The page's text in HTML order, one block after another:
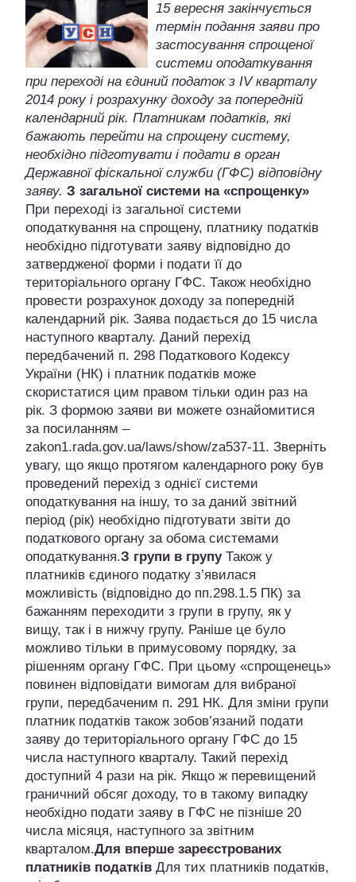
15 вересня закінчується
термін подання заяви про
застосування спрощеної
системи оподаткування
при переході на єдиний податок з IV кварталу
2014 року і розрахунку доходу за попередній
календарний рік. Платникам податків, які
бажають перейти на спрощену систему,
необхідно підготувати і подати в орган
Державної фіскальної служби (ГФС) відповідну
заяву. З загальної системи на «спрощенку»
При переході із загальної системи
оподаткування на спрощену, платнику податків
необхідно підготувати заяву відповідно до
затвердженої форми і подати її до
територіального органу ГФС. Також необхідно
провести розрахунок доходу за попередній
календарний рік. Заява подається до 15 числа
наступного кварталу. Даний перехід
передбачений п. 298 Податкового Кодексу
України (НК) і платник податків може
скористатися цим правом тільки один раз на
рік. З формою заяви ви можете ознайомитися
за посиланням –
zakon1.rada.gov.ua/laws/show/za537-11. Зверніть
увагу, що якщо протягом календарного року був
проведений перехід з однієї системи
оподаткування на іншу, то за даний звітний
період (рік) необхідно підготувати звіти до
податкового органу за обома системами
оподаткування.З групи в групу Також у
платників єдиного податку з’явилася
можливість (відповідно до пп.298.1.5 ПК) за
бажанням переходити з групи в групу, як у
вищу, так і в нижчу групу. Раніше це було
можливо тільки в примусовому порядку, за
рішенням органу ГФС. При цьому «спрощенець»
повинен відповідати вимогам для вибраної
групи, передбаченим п. 291 НК. Для зміни групи
платник податків також зобов’язаний подати
заяву до територіального органу ГФС до 15
числа наступного кварталу. Такий перехід
доступний 4 рази на рік. Якщо ж перевищений
граничний обсяг доходу, то в такому випадку
необхідно подати заяву в ГФС не пізніше 20
числа місяця, наступного за звітним
кварталом.Для вперше зареєстрованих
платників податків Для тих платників податків,